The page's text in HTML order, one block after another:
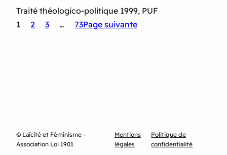
Traité théologico-politique 1999, PUF
1
2 3 … 73Page suivante
© Laïcité et Féminisme –
Association Loi 1901
Mentions
légales
Politique de
confidentialité